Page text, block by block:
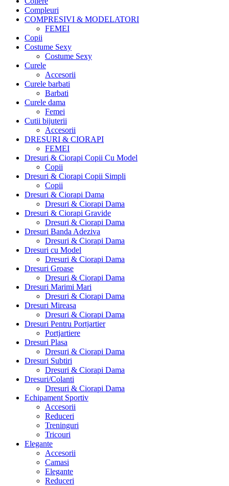
Compleuri
COMPRESIVI & MODELATORI
FEMEI
Copii
Costume Sexy
Costume Sexy
Curele
Accesorii
Curele barbati
Barbati
Curele dama
Femei
Cutii bijuterii
Accesorii
DRESURI & CIORAPI
FEMEI
Dresuri & Ciorapi Copii Cu Model
Copii
Dresuri & Ciorapi Copii Simpli
Copii
Dresuri & Ciorapi Dama
Dresuri & Ciorapi Dama
Dresuri & Ciorapi Gravide
Dresuri & Ciorapi Dama
Dresuri Banda Adeziva
Dresuri & Ciorapi Dama
Dresuri cu Model
Dresuri & Ciorapi Dama
Dresuri Groase
Dresuri & Ciorapi Dama
Dresuri Marimi Mari
Dresuri & Ciorapi Dama
Dresuri Mireasa
Dresuri & Ciorapi Dama
Dresuri Pentru Portjartier
Portjartiere
Dresuri Plasa
Dresuri & Ciorapi Dama
Dresuri Subtiri
Dresuri & Ciorapi Dama
Dresuri/Colanti
Dresuri & Ciorapi Dama
Echipament Sportiv
Accesorii
Reduceri
Treninguri
Tricouri
Elegante
Accesorii
Camasi
Elegante
Reduceri